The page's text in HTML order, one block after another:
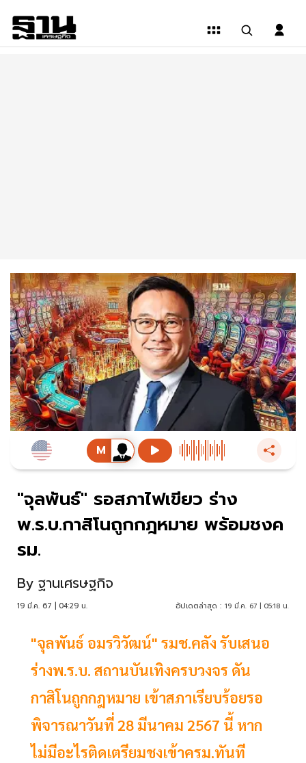
"จุลพันธ์" รอสภาไฟเขียว ร่าง
พ.ร.บ.กาสิโนถูกกฎหมาย พร้อมชงค
รม.
By ฐานเศรษฐกิจ
19 มี.ค. 67 | 04:29 น. อัปเดตล่าสุด : 19 มี.ค. 67 | 05:18 น.
"จุลพันธ์ อมรวิวัฒน์" รมช.คลัง รับเสนอ
ร่างพ.ร.บ. สถานบันเทิงครบวงจร ดัน
กาสิโนถูกกฎหมาย เข้าสภาเรียบร้อยรอ
พิจารณาวันที่ 28 มีนาคม 2567 นี้ หาก
ไม่มีอะไรติดเตรียมชงเข้าครม.ทันที